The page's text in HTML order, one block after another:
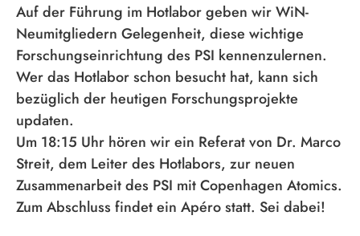
Auf der Führung im Hotlabor geben wir WiN-
Neumitgliedern Gelegenheit, diese wichtige
Forschungseinrichtung des PSI kennenzulernen.
Wer das Hotlabor schon besucht hat, kann sich
bezüglich der heutigen Forschungsprojekte
updaten.
Um 18:15 Uhr hören wir ein Referat von Dr. Marco
Streit, dem Leiter des Hotlabors, zur neuen
Zusammenarbeit des PSI mit Copenhagen Atomics.
Zum Abschluss findet ein Apéro statt. Sei dabei!